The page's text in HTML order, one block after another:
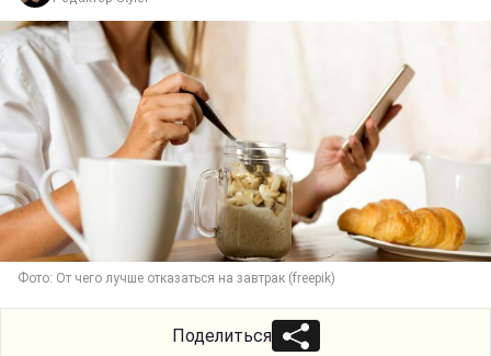
Фото: От чего лучше отказаться на завтрак (freepik)
Поделиться